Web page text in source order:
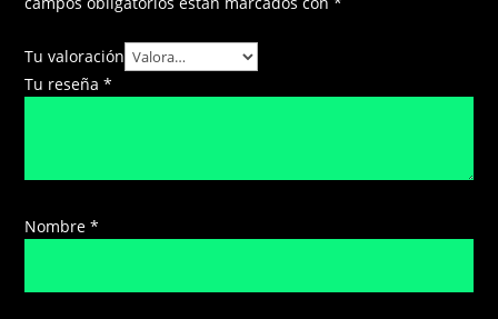
Tu valoración
Tu reseña*
Nombre*